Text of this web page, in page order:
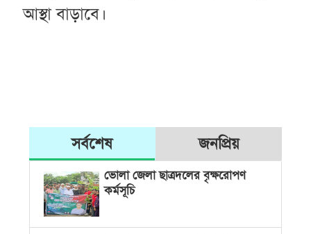
আস্থা বাড়াবে।
সর্বশেষ জনপ্রিয়
ভোলা জেলা ছাত্রদলের বৃক্ষরোপণ
কর্মসূচি